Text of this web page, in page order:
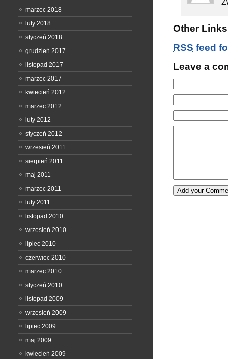
Other
RSS feed
Leave a
marzec 2018
luty 2018
styczeń 2018
grudzień 2017
listopad 2017
marzec 2017
kwiecień 2012
marzec 2012
luty 2012
styczeń 2012
wrzesień 2011
sierpień 2011
maj 2011
marzec 2011
luty 2011
listopad 2010
wrzesień 2010
lipiec 2010
czerwiec 2010
marzec 2010
styczeń 2010
listopad 2009
wrzesień 2009
lipiec 2009
maj 2009
kwiecień 2009